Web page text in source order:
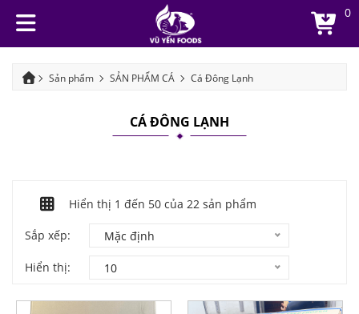
0
Sản phẩm SẢN PHẨM CÁ Cá Đông Lạnh
CÁ ĐÔNG LẠNH
Hiển thị 1 đến 50 của 22 sản phẩm
Sắp xếp: Mặc định
Hiển thị: 10